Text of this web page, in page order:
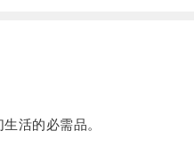
活的必需品。